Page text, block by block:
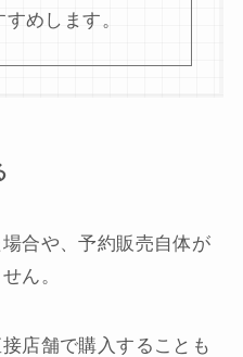
めします。
合や、予約販売自体が
ん。
店舗で購入することも